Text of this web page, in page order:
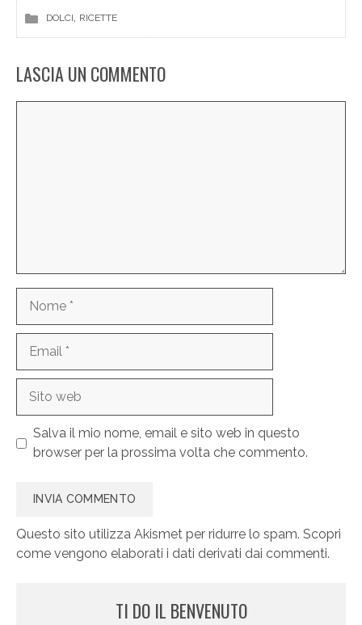
DOLCI, RICETTE
LASCIA UN COMMENTO
Salva il mio nome, email e sito web in questo
browser per la prossima volta che commento.
Questo sito utilizza Akismet per ridurre lo spam. Scopri
come vengono elaborati i dati derivati dai commenti.
TI DO IL BENVENUTO